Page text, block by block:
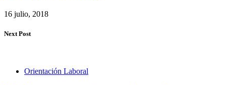
16 julio, 2018
Next Post
Orientación Laboral